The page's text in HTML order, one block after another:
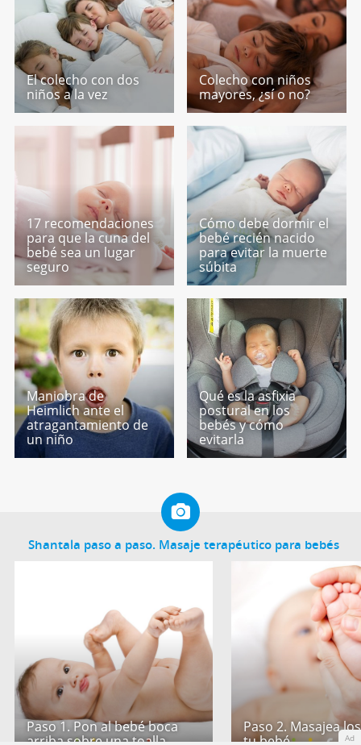
El colecho con dos
niños a la vez
Colecho con niños
mayores, ¿sí o no?
17 recomendaciones
para que la cuna del
bebé sea un lugar
seguro
Cómo debe dormir el
bebé recién nacido
para evitar la muerte
súbita
Maniobra de
Heimlich ante el
atragantamiento de
un niño
Qué es la asfixia
postural en los
bebés y cómo
evitarla
Shantala paso a paso. Masaje terapéutico para bebés
Paso 1. Pon al bebé boca
arriba sobre una toalla
Paso 2. Masajea
tu bebé
Ad